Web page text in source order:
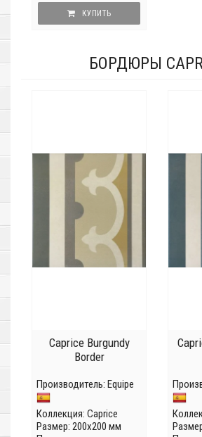
КУПИТЬ
БОРДЮРЫ
Caprice Burgundy
Border
Производитель: Equipe
Коллекция: Caprice
Размер: 200x200 мм